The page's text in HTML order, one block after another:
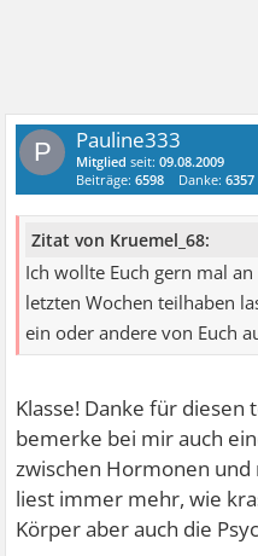
P Pauline333
Mitglied seit:09.08.2009
Beiträge:6598 Danke:6357
Zitat von Kruemel_68:
Ich wollte Euch gern mal
letzten Wochen teilhaben
ein oder andere von Euch
Klasse! Danke für diesen
bemerke bei mir auch
zwischen Hormonen
liest immer mehr, wie
Körper aber auch die